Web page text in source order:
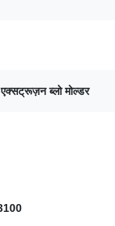
एक्सट्रूज़न ब्लो मोल्डर